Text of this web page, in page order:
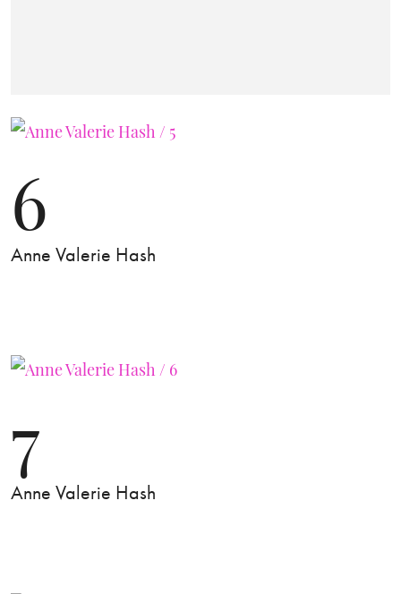
6
Anne Valerie Hash
7
Anne Valerie Hash